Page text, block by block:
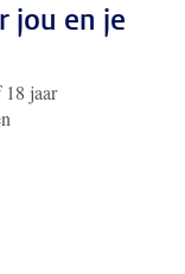
jou en je
18 jaar